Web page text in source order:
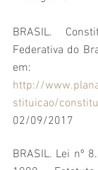
BRASIL.
Federativa do
http://
stituicao/
02/09/2017
BRASIL. Lei nº